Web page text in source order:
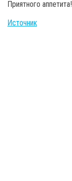
Приятного аппетита!
Источник